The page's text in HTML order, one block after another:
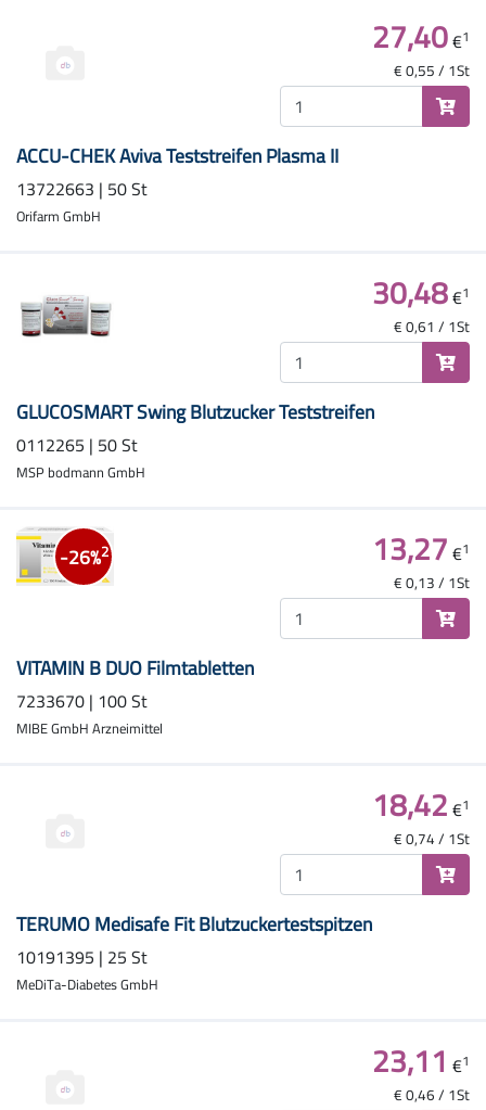
ACCU-CHEK Aviva Teststreifen Plasma II
13722663 | 50 St
Orifarm GmbH
27,40€1
€ 0,55 / 1St
GLUCOSMART Swing Blutzucker Teststreifen
0112265 | 50 St
MSP bodmann GmbH
30,48€1
€ 0,61 / 1St
-26%2
VITAMIN B DUO Filmtabletten
7233670 | 100 St
MIBE GmbH Arzneimittel
13,27€1
€ 0,13 / 1St
TERUMO Medisafe Fit Blutzuckertestspitzen
10191395 | 25 St
MeDiTa-Diabetes GmbH
18,42€1
€ 0,74 / 1St
23,11 €1
€ 0,46 / 1St